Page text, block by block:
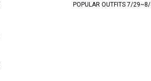
POPULAR OUTFITS 7/